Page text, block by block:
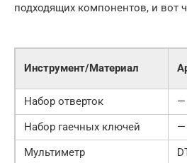
подходящих компонентов, и вот
Инструмент/Материал
Набор отверток
—
Набор гаечных ключей
—
Мультиметр